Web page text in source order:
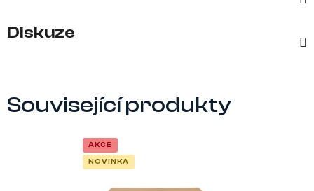
Diskuze
Související produkty
AKCE
NOVINKA